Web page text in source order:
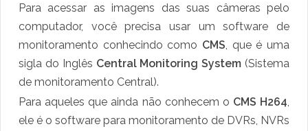
Para acessar as imagens das suas câmeras pelo
computador, você precisa usar um software de
monitoramento conhecindo como CMS, que é uma
sigla do Inglês Central Monitoring System (Sistema
de monitoramento Central).
Para aqueles que ainda não conhecem o CMS H264,
ele é o software para monitoramento de DVRs, NVRs